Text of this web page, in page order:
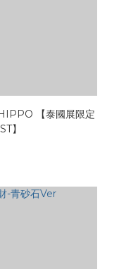
【泰國展限定
】